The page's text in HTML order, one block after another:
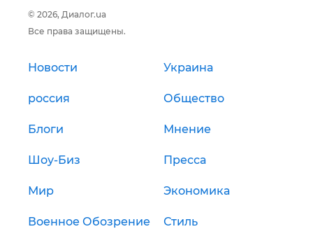
© 2026, Диалог.ua
Все права защищены.
Новости Украина
россия Общество
Блоги Мнение
Шоу-Биз Пресса
Мир Экономика
Военное Обозрение Стиль